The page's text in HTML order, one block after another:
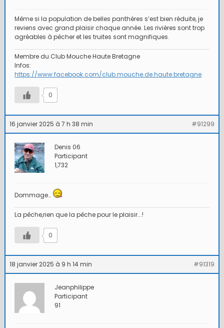
Même si la population de belles panthères s’est bien réduite, je
reviens avec grand plaisir chaque année. Les rivières sont trop
agréables à pêcher et les truites sont magnifiques.
Membre du Club Mouche Haute Bretagne
Infos:
https://www.facebook.com/club.mouche.de.haute.bretagne
0
16 janvier 2025 à 7 h 38 min #91299
Denis 06
Participant
1,732
Dommage…
La pêche,rien que la pêche pour le plaisir...!
0
18 janvier 2025 à 9 h 14 min #91319
Jeanphilippe
Participant
91